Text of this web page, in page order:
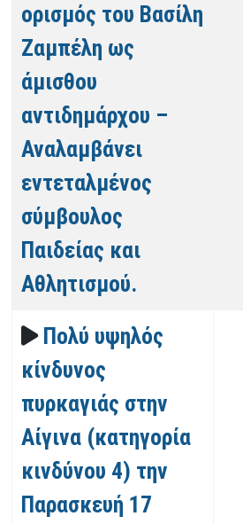
ορισμός του Βασίλη
Ζαμπέλη ως
άμισθου
αντιδημάρχου –
Αναλαμβάνει
εντεταλμένος
σύμβουλος
Παιδείας και
Αθλητισμού.
Πολύ υψηλός
κίνδυνος
πυρκαγιάς στην
Αίγινα (κατηγορία
κινδύνου 4) την
Παρασκευή 17